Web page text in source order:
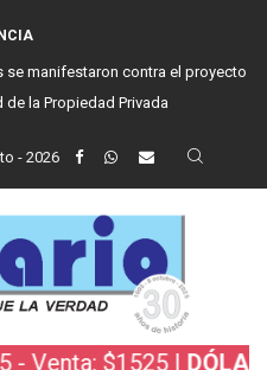
manifestaron contra el proyecto
la Propiedad Privada
- 2026
$1525 |DÓLAR BOLSA: